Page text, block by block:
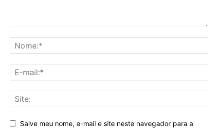
Salve meu nome, e-mail e site neste navegador para a